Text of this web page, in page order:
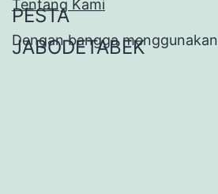
Tentang Kami
Dengan bangga menggunakan